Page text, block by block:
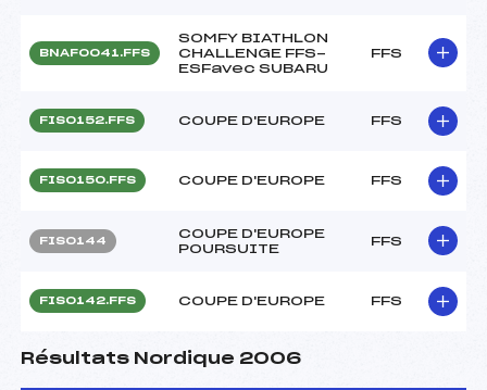
BNAF0041.FFS
SOMFY BIATHLON
CHALLENGE FFS-
ESFavec SUBARU
FFS
FIS0152.FFS COUPE D'EUROPE FFS
FIS0150.FFS COUPE D'EUROPE FFS
FIS0144
COUPE D'EUROPE
POURSUITE
FFS
FIS0142.FFS COUPE D'EUROPE FFS
Résultats Nordique 2006